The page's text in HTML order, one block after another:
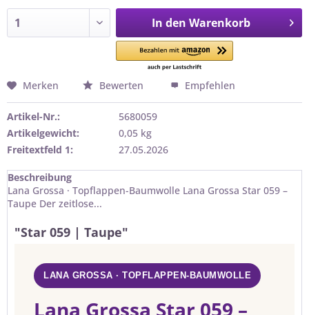
In den Warenkorb
Merken Bewerten Empfehlen
Artikel-Nr.:
5680059
Artikelgewicht:
0,05 kg
Freitextfeld 1:
27.05.2026
Beschreibung
Lana Grossa · Topflappen-Baumwolle Lana Grossa Star 059 –
Taupe Der zeitlose...
"Star 059 | Taupe"
LANA GROSSA · TOPFLAPPEN-BAUMWOLLE
Lana Grossa Star 059 –